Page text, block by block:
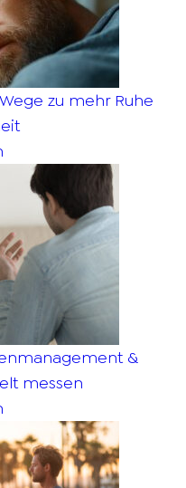
zu mehr Ruhe
&
messen